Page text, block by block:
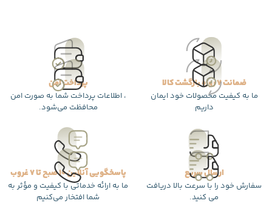
ضمانت 7 روزه بازگشت کالا
ما به کیفیت محصولات خود ایمان
داریم
پرداخت امن
، اطلاعات پرداخت شما به صورت امن
محافظت می‌شود.
ارسال سریع
سفارش خود را با سرعت بالا دریافت
می کنید.
پاسخگویی آنلاین 10 صبح تا 7 غروب
ما به ارائه خدماتی با کیفیت و مؤثر به
شما افتخار می‌کنیم